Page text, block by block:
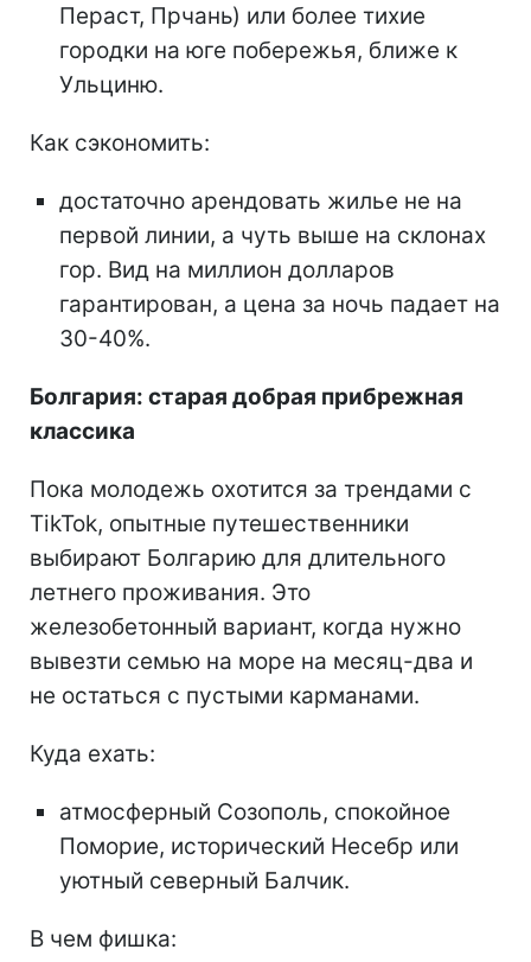
Пераст, Прчань) или более тихие
городки на юге побережья, ближе к
Ульциню.
Как сэкономить:
достаточно арендовать жилье не на
первой линии, а чуть выше на склонах
гор. Вид на миллион долларов
гарантирован, а цена за ночь падает на
30-40%.
Болгария: старая добрая прибрежная
классика
Пока молодежь охотится за трендами с
TikTok, опытные путешественники
выбирают Болгарию для длительного
летнего проживания. Это
железобетонный вариант, когда нужно
вывезти семью на море на месяц-два и
не остаться с пустыми карманами.
Куда ехать:
атмосферный Созополь, спокойное
Поморие, исторический Несебр или
уютный северный Балчик.
В чем фишка: